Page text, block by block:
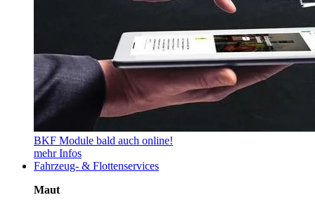
BKF Module bald auch online!
mehr Infos
Fahrzeug- & Flottenservices
Maut